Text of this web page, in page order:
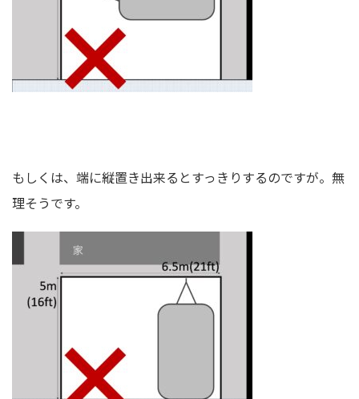
もしくは、端に縦置き出来るとすっきりするのですが。無
理そうです。